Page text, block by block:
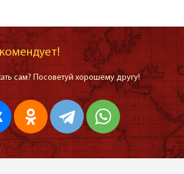
сам? Посоветуй хорошему другу!